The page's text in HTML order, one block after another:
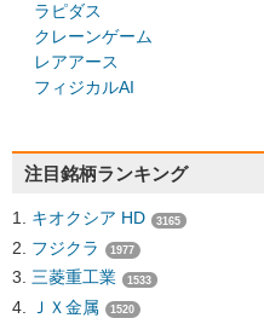
ラピダス
クレーンゲーム
レアアース
フィジカルAI
注目銘柄ランキング
キオクシア HD 3165
フジクラ 1977
三菱重工業 1533
ＪＸ金属 1520